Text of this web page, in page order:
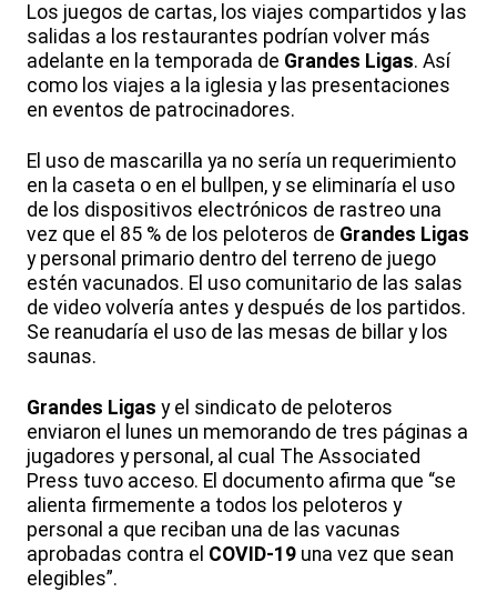
Los juegos de cartas, los viajes compartidos y las
salidas a los restaurantes podrían volver más
adelante en la temporada de Grandes Ligas. Así
como los viajes a la iglesia y las presentaciones
en eventos de patrocinadores.
El uso de mascarilla ya no sería un requerimiento
en la caseta o en el bullpen, y se eliminaría el uso
de los dispositivos electrónicos de rastreo una
vez que el 85 % de los peloteros de Grandes Ligas
y personal primario dentro del terreno de juego
estén vacunados. El uso comunitario de las salas
de video volvería antes y después de los partidos.
Se reanudaría el uso de las mesas de billar y los
saunas.
Grandes Ligas y el sindicato de peloteros
enviaron el lunes un memorando de tres páginas a
jugadores y personal, al cual The Associated
Press tuvo acceso. El documento afirma que “se
alienta firmemente a todos los peloteros y
personal a que reciban una de las vacunas
aprobadas contra el COVID-19 una vez que sean
elegibles”.